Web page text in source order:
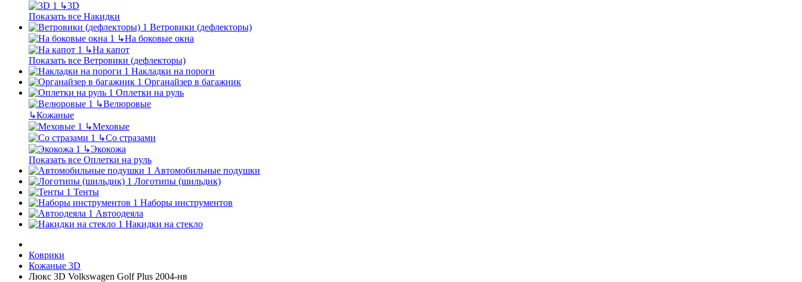
↳3D
Показать все Накидки
Ветровики (дефлекторы)
↳На боковые окна
↳На капот
Показать все Ветровики (дефлекторы)
Накладки на пороги
Органайзер в багажник
Оплетки на руль
↳Велюровые
↳Кожаные
↳Меховые
↳Со стразами
↳Экокожа
Показать все Оплетки на руль
Автомобильные подушки
Логотипы (шильдик)
Тенты
Наборы инструментов
Автоодеяла
Накидки на стекло
Коврики
Кожаные 3D
Люкс 3D Volkswagen Golf Plus 2004-нв